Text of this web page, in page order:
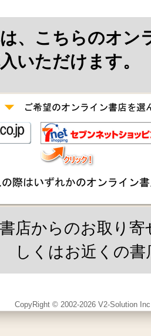
、こちらのオン
いただけます。
店からのお取り
しくはお近くの書
CopyRight © 2002-2026 V2-Solution